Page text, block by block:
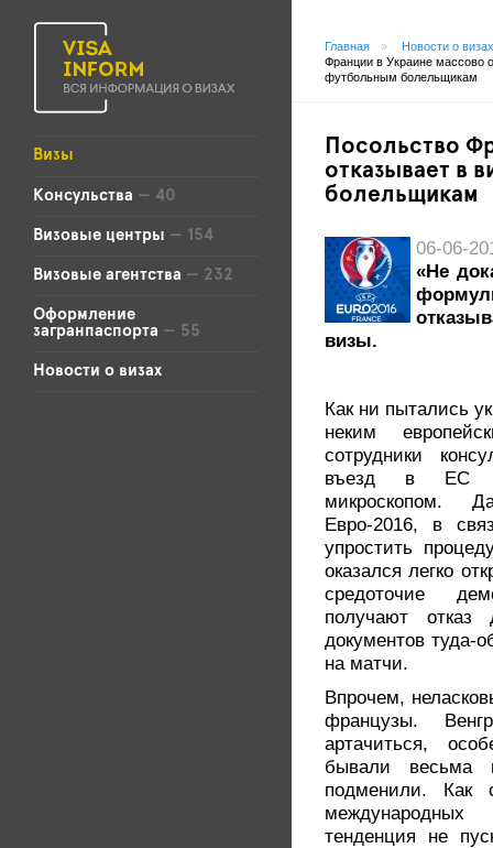
Визы
Консульства — 40
Визовые центры — 154
Визовые агентства — 232
Оформление
загранпаспорта — 55
Новости о визах
Главная »
Новости о визах
Франции в Украине массово
футбольным болельщикам
Посольство
отказывает в
болельщикам
06-06-
«Не
визы.
Как ни пытались
неким
сотрудники
въезд в ЕС
микроскопом.
Евро-2016, в
упростить
оказался легко
средоточие
получают
документов туда-
на матчи.
Впрочем,
французы.
артачиться,
бывали весьма
подменили. Как
тенденция не